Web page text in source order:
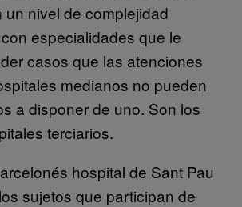
un nivel de complejidad
especialidades que le
casos que las atenciones
medianos no pueden
a disponer de uno. Son los
terciarios.
hospital de Sant Pau
sujetos que participan de